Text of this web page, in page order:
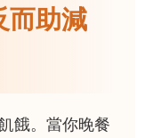
而助減
餓。當你晚餐